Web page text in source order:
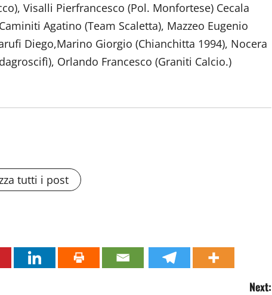
Visalli Pierfrancesco (Pol. Monfortese) Cecala
Agatino (Team Scaletta), Mazzeo Eugenio
Diego,Marino Giorgio (Chianchitta 1994), Nocera
Orlando Francesco (Graniti Calcio.)
tutti i post
Next: